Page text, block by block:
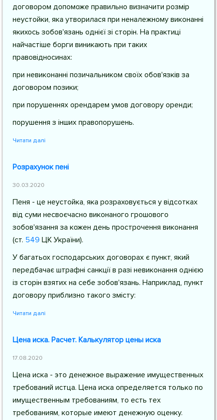
договором допоможе правильно визначити розмір
неустойки, яка утворилася при неналежному виконанні
якихось зобов'язань однієї зі сторін. На практиці
найчастіше борги виникають при таких
правовідносинах:
при невиконанні позичальником своїх обов'язків за
договором позики;
при порушеннях орендарем умов договору оренди;
порушення з інших правопорушень.
Читати далі
Розрахунок пені
30.03.2020
Пеня - це неустойка, яка розраховується у відсотках
від суми несвоєчасно виконаного грошового
зобов'язання за кожен день прострочення виконання
(ст. 549 ЦК України).
У багатьох господарських договорах є пункт, який
передбачає штрафні санкції в разі невиконання однією
із сторін взятих на себе зобов'язань. Наприклад, пункт
договору приблизно такого змісту:
Читати далі
Цена иска. Расчет. Калькулятор цены иска
17.08.2020
Цена иска - это денежное выражение имущественных
требований истца. Цена иска определяется только по
имущественным требованиям, то есть тех
требованиям, которые имеют денежную оценку.